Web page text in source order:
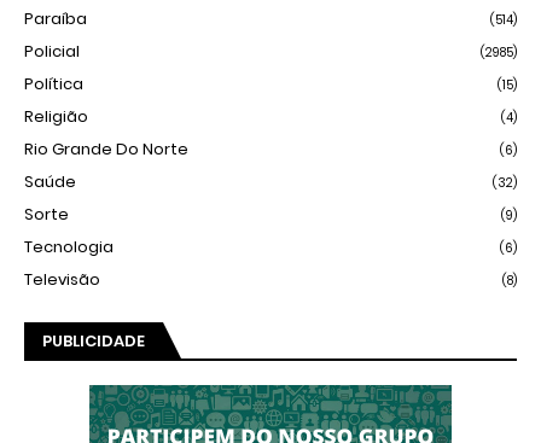
Paraíba (514)
Policial (2985)
Política (15)
Religião (4)
Rio Grande Do Norte (6)
Saúde (32)
Sorte (9)
Tecnologia (6)
Televisão (8)
PUBLICIDADE